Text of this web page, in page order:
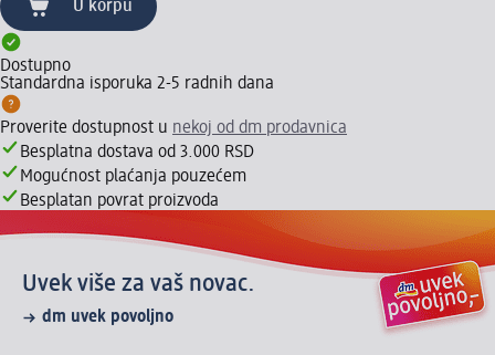
U korpu
Dostupno
Standardna isporuka 2-5 radnih dana
Proverite dostupnost u nekoj od dm prodavnica
Besplatna dostava od 3.000 RSD
Mogućnost plaćanja pouzećem
Besplatan povrat proizvoda
Uvek više za vaš novac.
dm uvek povoljno